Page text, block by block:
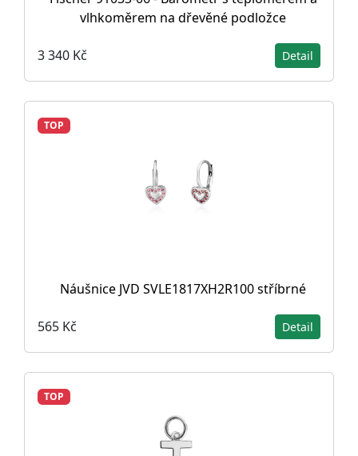
vlhkoměrem na dřevěné podložce
3 340 Kč Detail
TOP
Náušnice JVD SVLE1817XH2R100 stříbrné
565 Kč Detail
TOP